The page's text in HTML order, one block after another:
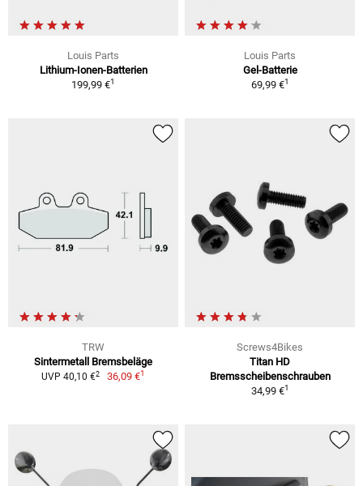
Louis Parts
Lithium-Ionen-Batterien
199,99 €1
Louis Parts
Gel-Batterie
69,99 €1
TRW
Sintermetall Bremsbeläge
UVP 40,10 €2 36,09 €1
Screws4Bikes
Titan HD
Bremsscheibenschrauben
34,99 €1